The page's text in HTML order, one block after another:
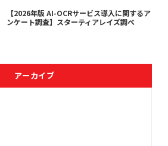
【2026年版 AI-OCRサービス導入に関するア
ンケート調査】スターティアレイズ調べ
アーカイブ